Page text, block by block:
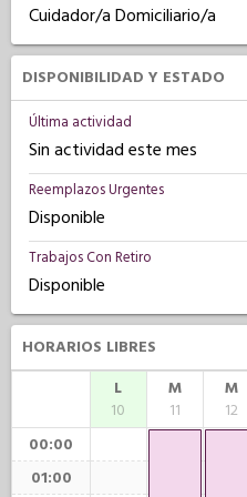
Cuidador/a Domiciliario/a
DISPONIBILIDAD Y ESTADO
Última actividad
Sin actividad este mes
Reemplazos Urgentes
Disponible
Trabajos Con Retiro
Disponible
HORARIOS LIBRES
L
10
M
11
M
12
00:00
01:00